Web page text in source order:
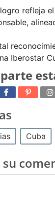
refleja
Iberostar
Cuba
su